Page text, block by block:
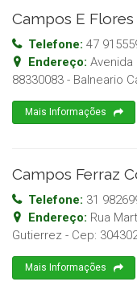
Campos E
Telefone: 47
Endereço: Avenida
88330083 - Balneario
Mais Informações
Campos Ferraz
Telefone: 31
Endereço: Rua
Gutierrez - Cep:
Mais Informações